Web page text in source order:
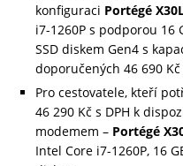
konfiguraci Portégé
i7-1260P s podporou 16
SSD diskem Gen4 s
doporučených 46 690 Kč
Pro cestovatele, kteří
46 290 Kč s DPH k
modemem – Portégé
Intel Core i7-1260P, 16